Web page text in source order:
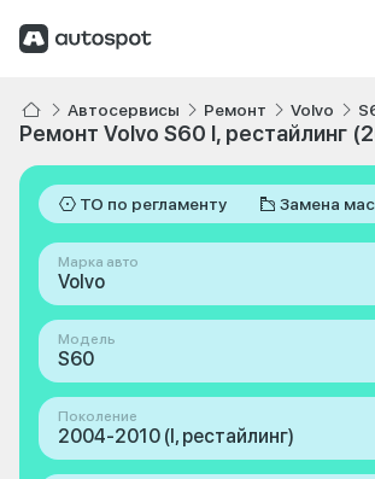
Автосервисы Ремонт Volvo
Ремонт Volvo S60 I, рестайлинг
ТО по регламенту Замена
Марка авто
Volvo
Модель
S60
Поколение
2004-2010 (I, рестайлинг)